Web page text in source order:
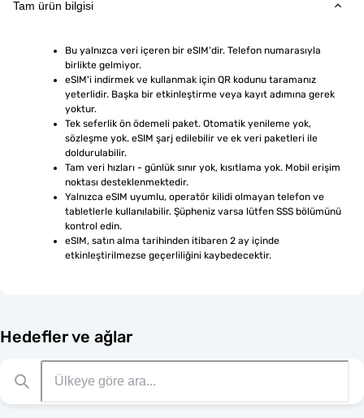
Tam ürün bilgisi
Bu yalnızca veri içeren bir eSIM'dir. Telefon numarasıyla
birlikte gelmiyor.
eSIM'i indirmek ve kullanmak için QR kodunu taramanız
yeterlidir. Başka bir etkinleştirme veya kayıt adımına gerek
yoktur.
Tek seferlik ön ödemeli paket. Otomatik yenileme yok,
sözleşme yok. eSIM şarj edilebilir ve ek veri paketleri ile
doldurulabilir.
Tam veri hızları - günlük sınır yok, kısıtlama yok. Mobil erişim
noktası desteklenmektedir.
Yalnızca eSIM uyumlu, operatör kilidi olmayan telefon ve
tabletlerle kullanılabilir. Şüpheniz varsa lütfen SSS bölümünü
kontrol edin.
eSIM, satın alma tarihinden itibaren 2 ay içinde
etkinleştirilmezse geçerliliğini kaybedecektir.
Hedefler ve ağlar